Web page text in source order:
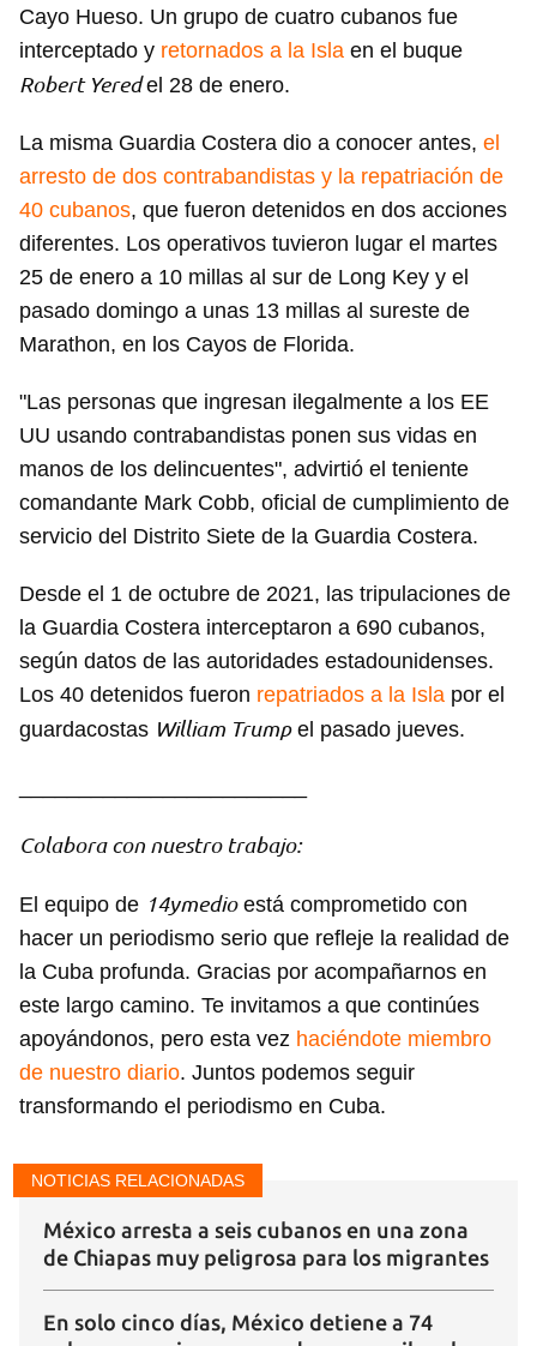
Cayo Hueso. Un grupo de cuatro cubanos fue
interceptado y retornados a la Isla en el buque
Robert Yeredel 28 de enero.
La misma Guardia Costera dio a conocer antes, el
arresto de dos contrabandistas y la repatriación de
40 cubanos, que fueron detenidos en dos acciones
diferentes. Los operativos tuvieron lugar el martes
25 de enero a 10 millas al sur de Long Key y el
pasado domingo a unas 13 millas al sureste de
Marathon, en los Cayos de Florida.
"Las personas que ingresan ilegalmente a los EE
UU usando contrabandistas ponen sus vidas en
manos de los delincuentes", advirtió el teniente
comandante Mark Cobb, oficial de cumplimiento de
servicio del Distrito Siete de la Guardia Costera.
Desde el 1 de octubre de 2021, las tripulaciones de
la Guardia Costera interceptaron a 690 cubanos,
según datos de las autoridades estadounidenses.
Los 40 detenidos fueron repatriados a la Isla por el
guardacostas William Trumpel pasado jueves.
Colabora con nuestro trabajo:
El equipo de 14ymedioestá comprometido con
hacer un periodismo serio que refleje la realidad de
la Cuba profunda. Gracias por acompañarnos en
este largo camino. Te invitamos a que continúes
apoyándonos, pero esta vez haciéndote miembro
de nuestro diario. Juntos podemos seguir
transformando el periodismo en Cuba.
NOTICIAS RELACIONADAS
México arresta a seis cubanos en una zona
de Chiapas muy peligrosa para los migrantes
En solo cinco días, México detiene a 74